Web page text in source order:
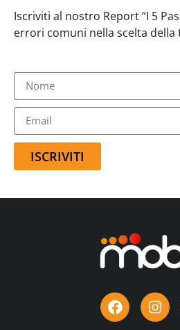
Iscriviti al nostro Report “I 5
errori comuni nella scelta della
ISCRIVITI